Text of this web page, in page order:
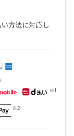
方法に対応し